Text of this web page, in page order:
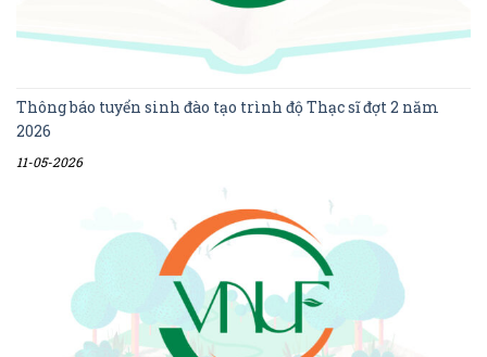
Thông báo tuyển sinh đào tạo trình độ Thạc sĩ đợt 2 năm
2026
11-05-2026